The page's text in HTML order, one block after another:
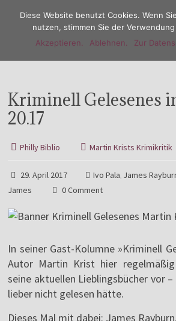
Menu
Kriminell Gelesenes
20.17
Philly Biblio Martin Krists Krimikritik
29. April 2017 Ivo Pala, James
James
0 Comment
In seiner Gast-Kolumne »Kriminell
Autor Martin Krist hier
seine aktuellen Lieblingsbücher vor
lieber nicht gelesen hätte.
Dieses Mal mit dabei: James
Diese Website benutzt Cookies. Wenn
nutzen, stimmen Sie der
Akzeptieren.
Ablehnen. Zur